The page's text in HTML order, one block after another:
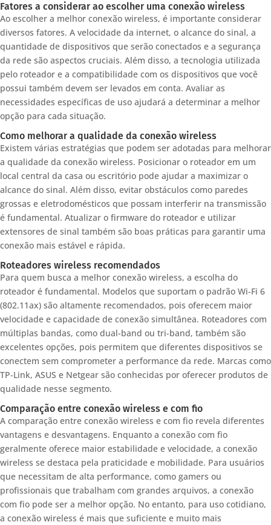
Fatores a considerar ao escolher uma conexão wireless
Ao escolher a melhor conexão wireless, é importante considerar
diversos fatores. A velocidade da internet, o alcance do sinal, a
quantidade de dispositivos que serão conectados e a segurança
da rede são aspectos cruciais. Além disso, a tecnologia utilizada
pelo roteador e a compatibilidade com os dispositivos que você
possui também devem ser levados em conta. Avaliar as
necessidades específicas de uso ajudará a determinar a melhor
opção para cada situação.
Como melhorar a qualidade da conexão wireless
Existem várias estratégias que podem ser adotadas para melhorar
a qualidade da conexão wireless. Posicionar o roteador em um
local central da casa ou escritório pode ajudar a maximizar o
alcance do sinal. Além disso, evitar obstáculos como paredes
grossas e eletrodomésticos que possam interferir na transmissão
é fundamental. Atualizar o firmware do roteador e utilizar
extensores de sinal também são boas práticas para garantir uma
conexão mais estável e rápida.
Roteadores wireless recomendados
Para quem busca a melhor conexão wireless, a escolha do
roteador é fundamental. Modelos que suportam o padrão Wi-Fi 6
(802.11ax) são altamente recomendados, pois oferecem maior
velocidade e capacidade de conexão simultânea. Roteadores com
múltiplas bandas, como dual-band ou tri-band, também são
excelentes opções, pois permitem que diferentes dispositivos se
conectem sem comprometer a performance da rede. Marcas como
TP-Link, ASUS e Netgear são conhecidas por oferecer produtos de
qualidade nesse segmento.
Comparação entre conexão wireless e com fio
A comparação entre conexão wireless e com fio revela diferentes
vantagens e desvantagens. Enquanto a conexão com fio
geralmente oferece maior estabilidade e velocidade, a conexão
wireless se destaca pela praticidade e mobilidade. Para usuários
que necessitam de alta performance, como gamers ou
profissionais que trabalham com grandes arquivos, a conexão
com fio pode ser a melhor opção. No entanto, para uso cotidiano,
a conexão wireless é mais que suficiente e muito mais